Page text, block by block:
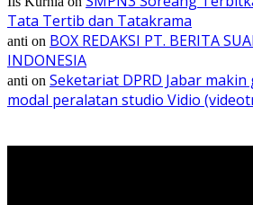
Tata Tertib dan Tatakrama
anti on BOX REDAKSI PT. BERITA
INDONESIA
anti on Seketariat DPRD Jabar
modal peralatan studio Vidio